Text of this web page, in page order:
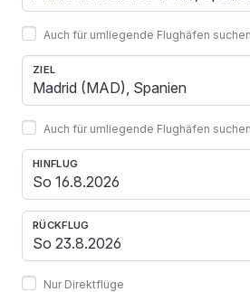
Auch für umliegende Flughäfen suchen
ZIEL
Auch für umliegende Flughäfen suchen
HINFLUG
RÜCKFLUG
Nur Direktflüge